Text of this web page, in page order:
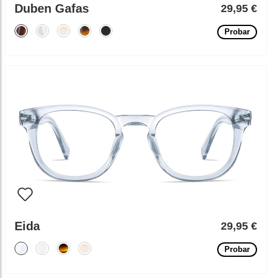
Duben Gafas 29,95 €
Probar
Eida 29,95 €
Probar